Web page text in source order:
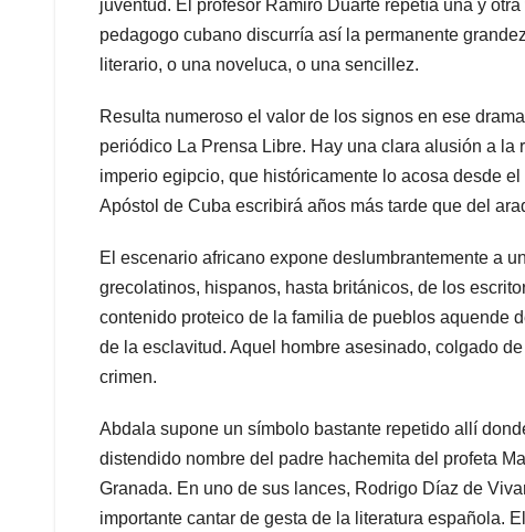
juventud. El profesor Ramiro Duarte repetía una y
pedagogo cubano discurría así la permanente
literario, o una noveluca, o una sencillez.
Resulta numeroso el valor de los signos en ese
periódico La Prensa Libre. Hay una clara alusión a
imperio egipcio, que históricamente lo acosa desde
Apóstol de Cuba escribirá años más tarde que del
El escenario africano expone deslumbrantemente a
grecolatinos, hispanos, hasta británicos, de los
contenido proteico de la familia de pueblos aquende
de la esclavitud. Aquel hombre asesinado, colgado
crimen.
Abdala supone un símbolo bastante repetido allí
distendido nombre del padre hachemita del profeta
Granada. En uno de sus lances, Rodrigo Díaz de
importante cantar de gesta de la literatura española.